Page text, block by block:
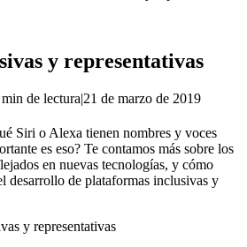
y representativas
de lectura|21 de marzo de 2019
Siri o Alexa tienen nombres y voces
es eso? Te contamos más sobre los
en nuevas tecnologías, y cómo
desarrollo de plataformas inclusivas y